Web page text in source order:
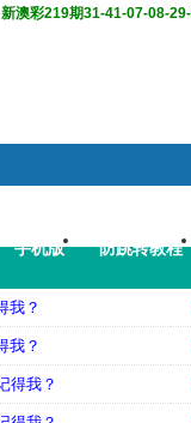
新澳彩219期31-41-07-08-
手机版 防跳转教程
底即将 开启特邀高手2
我？
我？
得我？